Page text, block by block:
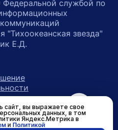
Федеральной службой по
"Тихоокеанская звезда"
Е.Д.
на главную
16+
сайт, вы выражаете свое
данных, в том
Яндекс.Метрика в
и Политикой